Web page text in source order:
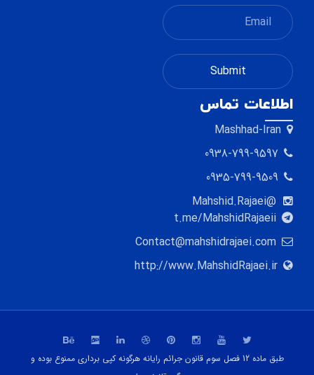
اطلاعات تماس
Mashhad-Iran
0938-799-9597
0935-799-9509
@Mahshid.Rajaei
t.me/MahshidRajaeii
Contact@mahshidrajaei.com
http://www.MahshidRajaei.ir
طبق ماده 12 فصل سوم قانون جرائم رایانه هرگونه کپی برداری ممنوع بوده و